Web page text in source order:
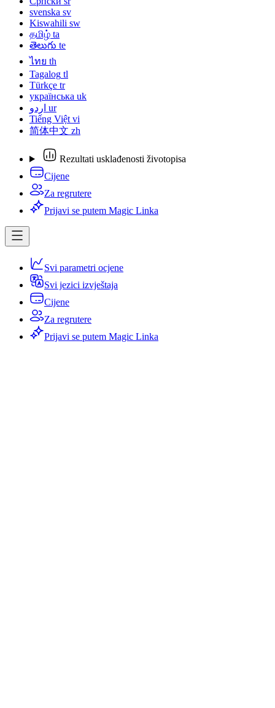
svenska sv
Kiswahili sw
தமிழ் ta
తెలుగు te
ไทย th
Tagalog tl
Türkçe tr
українська uk
اردو ur
Tiếng Việt vi
简体中文 zh
Rezultati usklađenosti životopisa
Cijene
Za regrutere
Prijavi se putem Magic Linka
Svi parametri ocjene
Svi jezici izvještaja
Cijene
Za regrutere
Prijavi se putem Magic Linka